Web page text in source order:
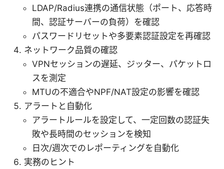
LDAP/Radius連携の通信状態（ポート、応答時
間、認証サーバーの負荷）を確認
パスワードリセットや多要素認証設定を再確認
ネットワーク品質の確認
VPNセッションの遅延、ジッター、パケットロ
スを測定
MTUの不適合やNPF/NAT設定の影響を確認
アラートと自動化
アラートルールを設定して、一定回数の認証失
敗や長時間のセッションを検知
日次/週次でのレポーティングを自動化
実務のヒント